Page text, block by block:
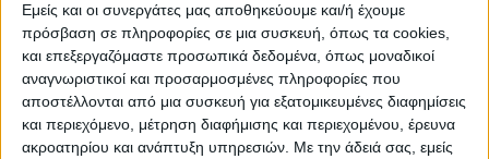
Εμείς και οι συνεργάτες μας αποθηκεύουμε και/ή έχουμε
πρόσβαση σε πληροφορίες σε μια συσκευή, όπως τα cookies,
και επεξεργαζόμαστε προσωπικά δεδομένα, όπως μοναδικοί
αναγνωριστικοί και προσαρμοσμένες πληροφορίες που
αποστέλλονται από μια συσκευή για εξατομικευμένες διαφημίσεις
και περιεχόμενο, μέτρηση διαφήμισης και περιεχομένου, έρευνα
ακροατηρίου και ανάπτυξη υπηρεσιών. Με την άδειά σας, εμείς
βασικού σιδηροδρομικού δικτύου σε
Θεσσαλία και Στερεά Ελλάδα και σε
κάθετους άξονες της χώρας, σε υποδομές,
επιδομή, σταθμούς και συστήματα
σηματοδότησης και τηλεδιοίκησης, είναι